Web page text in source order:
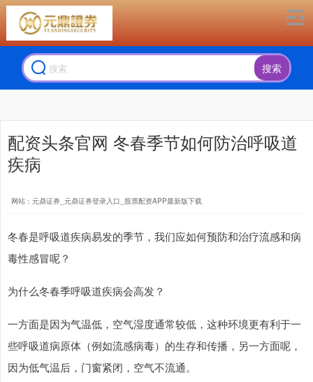
搜索
配资头条官网 冬春季节如何防治呼吸道
疾病
网站：元鼎证券_元鼎证券登录入口_股票配资APP最新版下载
冬春是呼吸道疾病易发的季节，我们应如何预防和治疗流感和病
毒性感冒呢？
为什么冬春季呼吸道疾病会高发？
一方面是因为气温低，空气湿度通常较低，这种环境更有利于一
些呼吸道病原体（例如流感病毒）的生存和传播，另一方面呢，
因为低气温后，门窗紧闭，空气不流通。